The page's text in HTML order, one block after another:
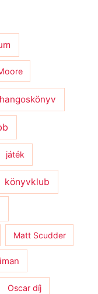
hangoskönyv
játék
könyvklub
Matt Scudder
Oscar díj